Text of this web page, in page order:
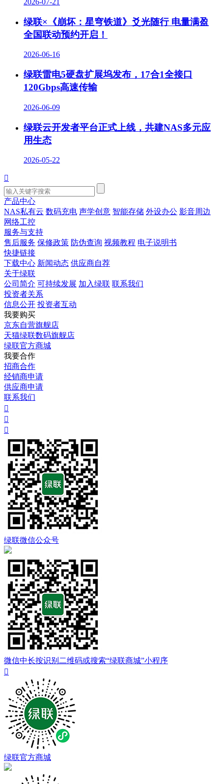
2026-07-21
绿联×《崩坏：星穹铁道》爻光随行 电量满盈
全国联动预约开启！
2026-06-16
绿联雷电5硬盘扩展坞发布，17合1全接口
120Gbps高速传输
2026-06-09
绿联云开发者平台正式上线，共建NAS多元应
用生态
2026-05-22

产品中心
NAS私有云 数码充电 声学创意 智能存储 外设办公 影音周边
网络工控
服务与支持
售后服务 保修政策 防伪查询 视频教程 电子说明书
快捷链接
下载中心 新闻动态 供应商自荐
关于绿联
公司简介 可持续发展 加入绿联 联系我们
投资者关系
信息公开 投资者互动
我要购买
京东自营旗舰店
天猫绿联数码旗舰店
绿联官方商城
我要合作
招商合作
经销商申请
供应商申请
联系我们



绿联微信公众号
微信中长按识别二维码或搜索“绿联商城”小程序

绿联官方商城